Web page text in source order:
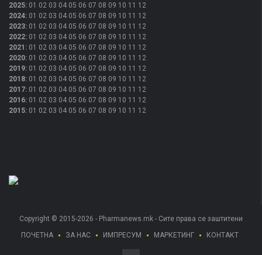
2025: 01 02 03 04 05 06 07 08 09 10 11 12
2024: 01 02 03 04 05 06 07 08 09 10 11 12
2023: 01 02 03 04 05 06 07 08 09 10 11 12
2022: 01 02 03 04 05 06 07 08 09 10 11 12
2021 : 01 02 03 04 05 06 07 08 09 10 11 12
2020: 01 02 03 04 05 06 07 08 09 10 11 12
2019: 01 02 03 04 05 06 07 08 09 10 11 12
2018: 01 02 03 04 05 06 07 08 09 10 11 12
2017: 01 02 03 04 05 06 07 08 09 10 11 12
2016: 01 02 03 04 05 06 07 08 09 10 11 12
2015: 01 02 03 04 05 06 07 08 09 10 11 12
Copyright © 2015-2026 - Pharmanews.mk - Сите права се заштитени
ПОЧЕТНА
ЗА НАС ИМПРЕСУМ МАРКЕТИНГ КОНТАКТ